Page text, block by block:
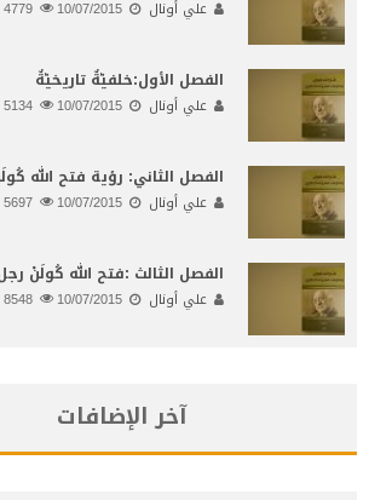
علي أونال 10/07/2015
الفصل الأول:خلفيّةٌ تاريخيّةٌ
علي أونال 10/07/2015
الفصل الثاني: رؤية فتح الله
علي أونال 10/07/2015
الفصل الثالث :فتح الله كُولَنْ
علي أونال 10/07/2015
آخر الإضافات